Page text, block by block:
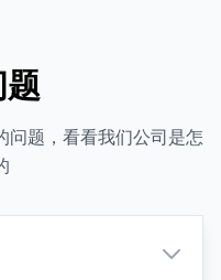
问题，看看我们公司是怎